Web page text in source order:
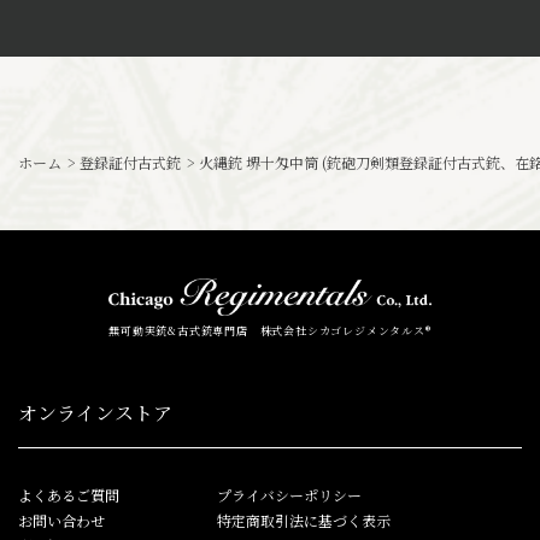
ホーム > 登録証付古式銃 > 火縄銃 堺十匁中筒 (銃砲刀剣類登録証付古式銃、
無可動実銃&古式銃専門店 株式会社シカゴレジメンタルス®
オンラインストア
よくあるご質問
お問い合わせ
プライバシーポリシー
特定商取引法に基づく表示